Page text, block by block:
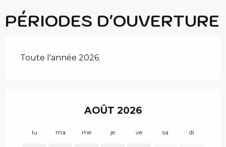
PÉRIODES D'OUVERTURE
Toute l'année 2026
AOÛT 2026
lu ma me je ve sa di